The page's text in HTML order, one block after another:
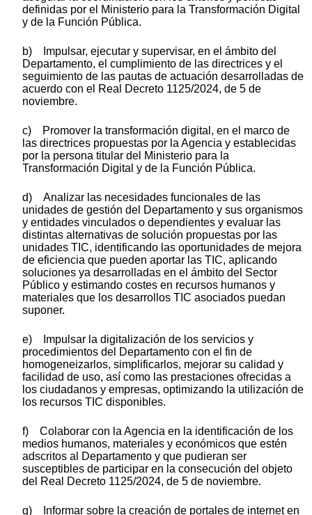
definidas por el Ministerio para la Transformación Digital
y de la Función Pública.
b) Impulsar, ejecutar y supervisar, en el ámbito del
Departamento, el cumplimiento de las directrices y el
seguimiento de las pautas de actuación desarrolladas de
acuerdo con el Real Decreto 1125/2024, de 5 de
noviembre.
c) Promover la transformación digital, en el marco de
las directrices propuestas por la Agencia y establecidas
por la persona titular del Ministerio para la
Transformación Digital y de la Función Pública.
d) Analizar las necesidades funcionales de las
unidades de gestión del Departamento y sus organismos
y entidades vinculados o dependientes y evaluar las
distintas alternativas de solución propuestas por las
unidades TIC, identificando las oportunidades de mejora
de eficiencia que pueden aportar las TIC, aplicando
soluciones ya desarrolladas en el ámbito del Sector
Público y estimando costes en recursos humanos y
materiales que los desarrollos TIC asociados puedan
suponer.
e) Impulsar la digitalización de los servicios y
procedimientos del Departamento con el fin de
homogeneizarlos, simplificarlos, mejorar su calidad y
facilidad de uso, así como las prestaciones ofrecidas a
los ciudadanos y empresas, optimizando la utilización de
los recursos TIC disponibles.
f) Colaborar con la Agencia en la identificación de los
medios humanos, materiales y económicos que estén
adscritos al Departamento y que pudieran ser
susceptibles de participar en la consecución del objeto
del Real Decreto 1125/2024, de 5 de noviembre.
g) Informar sobre la creación de portales de internet en